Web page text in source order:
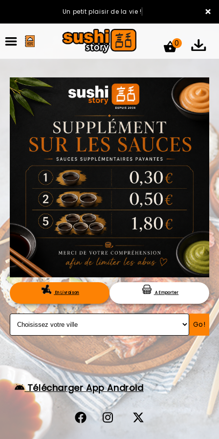
×
Un petit plaisir de la vie !
ACCUEIL
LA CARTE
VOTRE COMPTE
NOTRE RESTAURANT
VOS AVIS
MENTIONS LÉGALES
C.G.V
RÉSERVATION
0
En Livraison A Emporter
Go!
Télécharger App Android